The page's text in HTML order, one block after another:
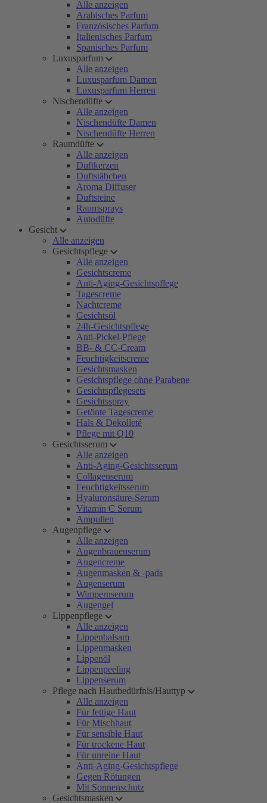
Alle anzeigen
Arabisches Parfum
Französisches Parfum
Italienisches Parfum
Spanisches Parfum
Luxusparfum
Alle anzeigen
Luxusparfum Damen
Luxusparfum Herren
Nischendüfte
Alle anzeigen
Nischendüfte Damen
Nischendüfte Herren
Raumdüfte
Alle anzeigen
Duftkerzen
Duftstäbchen
Aroma Diffuser
Duftsteine
Raumsprays
Autodüfte
Gesicht
Alle anzeigen
Gesichtspflege
Alle anzeigen
Gesichtscreme
Anti-Aging-Gesichtspflege
Tagescreme
Nachtcreme
Gesichtsöl
24h-Gesichtspflege
Anti-Pickel-Pflege
BB- & CC-Cream
Feuchtigkeitscreme
Gesichtsmasken
Gesichtspflege ohne Parabene
Gesichtspflegesets
Gesichtsspray
Getönte Tagescreme
Hals & Dekolleté
Pflege mit Q10
Gesichtsserum
Alle anzeigen
Anti-Aging-Gesichtsserum
Collagenserum
Feuchtigkeitsserum
Hyaluronsäure-Serum
Vitamin C Serum
Ampullen
Augenpflege
Alle anzeigen
Augenbrauenserum
Augencreme
Augenmasken & -pads
Augenserum
Wimpernserum
Augengel
Lippenpflege
Alle anzeigen
Lippenbalsam
Lippenmasken
Lippenöl
Lippenpeeling
Lippenserum
Pflege nach Hautbedürfnis/Hauttyp
Alle anzeigen
Für fettige Haut
Für Mischhaut
Für sensible Haut
Für trockene Haut
Für unreine Haut
Anti-Aging-Gesichtspflege
Gegen Rötungen
Mit Sonnenschutz
Gesichtsmasken